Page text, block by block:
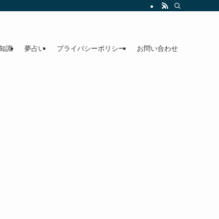
識 夢占い プライバシーポリシー お問い合わせ